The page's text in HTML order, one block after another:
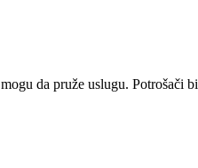
da pruže uslugu. Potrošači